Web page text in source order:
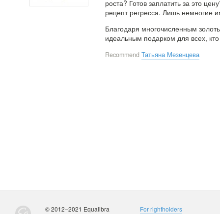
роста? Готов заплатить за это
рецепт регресса. Лишь немногие
Благодаря многочисленным
идеальным подарком для всех, кто
Recommend Татьяна Мезенцева
© 2012–2021 Equalibra
For rightholders